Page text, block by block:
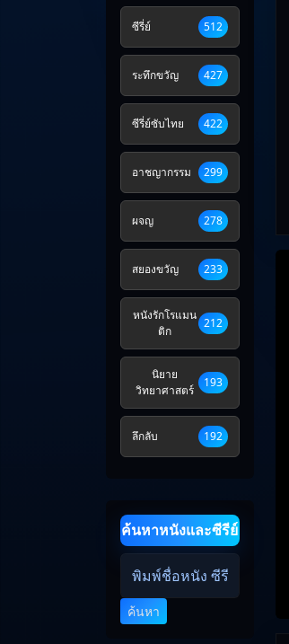
ซีรี่ย์ 512
ระทึกขวัญ 427
ซีรี่ย์ซับไทย 422
อาชญากรรม 299
ผจญ 278
สยองขวัญ 233
หนังรักโรแมน
ติก
212
นิยาย
วิทยาศาสตร์
193
ลึกลับ 192
ค้นหาหนังและซีรีย์
ค้นหา